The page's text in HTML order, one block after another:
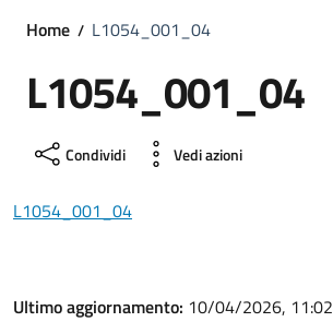
Home L1054_001_04
L1054_001_04
Condividi Vedi azioni
L1054_001_04
Ultimo aggiornamento: 10/04/2026, 11:02